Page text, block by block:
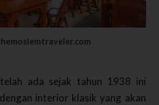
ada sejak tahun 1938 ini
interior klasik yang akan